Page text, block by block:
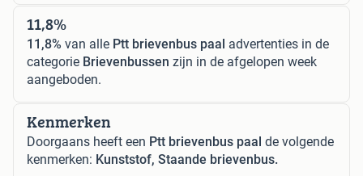
11,8%
11,8% van alle Ptt brievenbus paal advertenties in de
categorie Brievenbussen zijn in de afgelopen week
aangeboden.
Kenmerken
Doorgaans heeft een Ptt brievenbus paal de volgende
kenmerken: Kunststof, Staande brievenbus.